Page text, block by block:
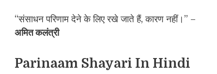
“संसाधन परिणाम देने के लिए रखे जाते हैं, कारण नहीं।” –
अमित कलंत्री
Parinaam Shayari In Hindi